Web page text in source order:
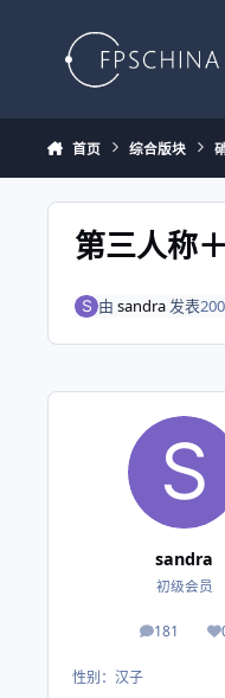
首页 综合版块
第三人称
由 sandra发表
sandra
初级会员
181
帖子
性别： 汉子